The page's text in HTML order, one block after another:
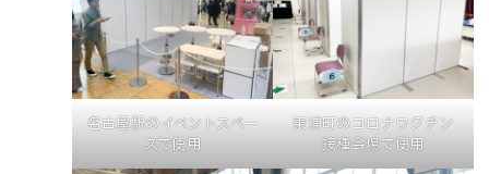
名古屋駅のイベントスペー
スで使用
東浦町のコロナワクチン
接種会場で使用